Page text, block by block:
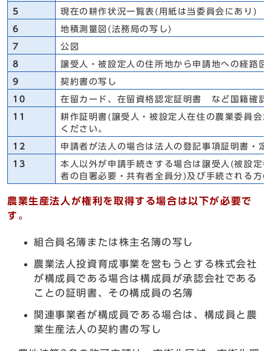
5 現在の耕作状況一覧表(用紙は当委員会にあり)
6 地積測量図(法務局の写し)
7 公図
8 譲受人・被設定人の住所地から申請地への経路
9 契約書の写し
10 在留カード、在留資格認定証明書 など国籍確認
11
耕作証明書(譲受人・被設定人在住の農業委員会
ください。
12 申請者が法人の場合は法人の登記事項証明書・
13
本人以外が申請手続きする場合は譲受人(被設定
者の自署必要・共有者全員分)及び手続される方
農業生産法人が権利を取得する場合は以下が必要で
す。
組合員名簿または株主名簿の写し
農業法人投資育成事業を営もうとする株式会社
が構成員である場合は構成員が承認会社である
ことの証明書、その構成員の名簿
関連事業者が構成員である場合は、構成員と農
業生産法人の契約書の写し